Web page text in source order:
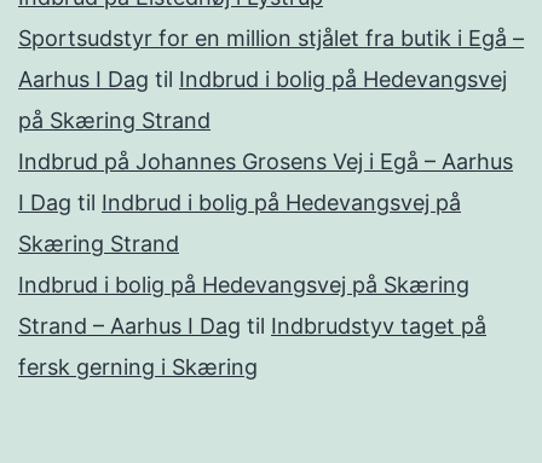
Sportsudstyr for en million stjålet fra butik i Egå –
Aarhus I Dag til Indbrud i bolig på Hedevangsvej
på Skæring Strand
Indbrud på Johannes Grosens Vej i Egå – Aarhus
I Dag til Indbrud i bolig på Hedevangsvej på
Skæring Strand
Indbrud i bolig på Hedevangsvej på Skæring
Strand – Aarhus I Dag til Indbrudstyv taget på
fersk gerning i Skæring